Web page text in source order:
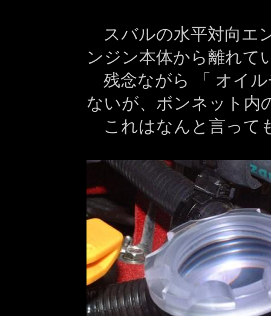
スバルの水平対向エ
ンジン本体から離れて
残念ながら 「 オイ
ないが、ボンネット内
これはなんと言って